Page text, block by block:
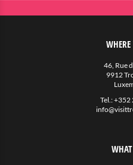
46, Rue
9912
Tel.:+352